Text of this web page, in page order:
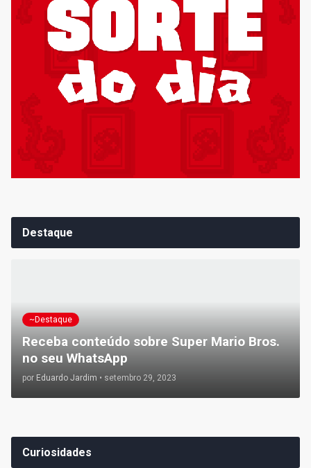
Destaque
~Destaque
Receba conteúdo sobre Super Mario Bros.
no seu WhatsApp
por Eduardo Jardim • setembro 29, 2023
Curiosidades